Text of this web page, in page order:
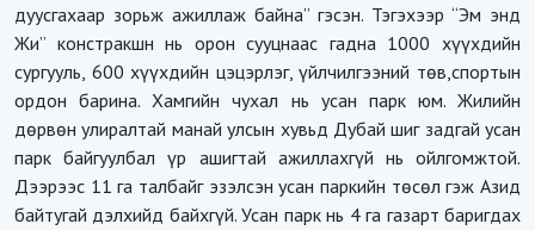
дуусгахаар зорьж ажиллаж байна” гэсэн. Тэгэхээр “Эм энд
Жи” констракшн нь орон сууцнаас гадна 1000 хүүхдийн
сургууль, 600 хүүхдийн цэцэрлэг, үйлчилгээний төв,спортын
ордон барина. Хамгийн чухал нь усан парк юм. Жилийн
дөрвөн улиралтай манай улсын хувьд Дубай шиг задгай усан
парк байгуулбал үр ашигтай ажиллахгүй нь ойлгомжтой.
Дээрээс 11 га талбайг эзэлсэн усан паркийн төсөл гэж Азид
байтугай дэлхийд байхгүй. Усан парк нь 4 га газарт баригдах